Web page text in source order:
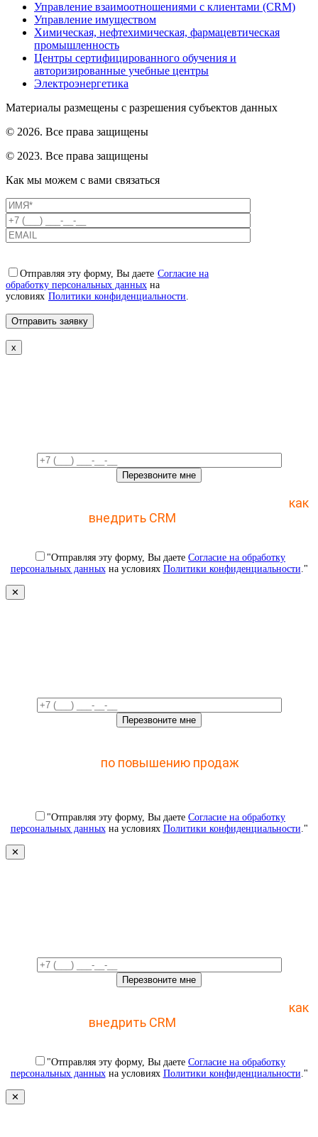
Управление взаимоотношениями с клиентами (CRM)
Управление имуществом
Химическая, нефтехимическая, фармацевтическая
промышленность
Центры сертифицированного обучения и
авторизированные учебные центры
Электроэнергетика
Материалы размещены с разрешения субъектов данных
© 2026. Все права защищены
© 2023. Все права защищены
Как мы можем с вами связаться
Отправляя эту форму, Вы даете Согласие на
обработку персональных данных на
условиях Политики конфиденциальности
x
как
внедрить CRM
"Отправляя эту форму, Вы даете Согласие на обработку
персональных данныхна условиях Политики конфиденциальности ."
✕
по повышению продаж
"Отправляя эту форму, Вы даете Согласие на обработку
персональных данныхна условиях Политики конфиденциальности ."
✕
как
внедрить CRM
"Отправляя эту форму, Вы даете Согласие на обработку
персональных данныхна условиях Политики конфиденциальности ."
✕